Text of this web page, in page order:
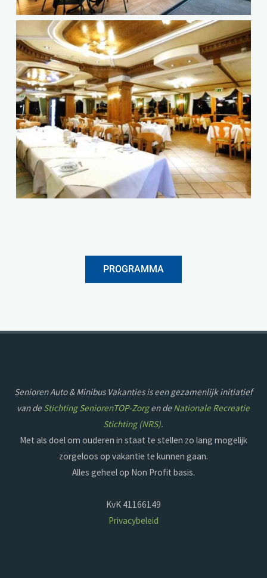
PROGRAMMA
Senioren Auto & Minibus Vakanties is een gezamenlijk initiatief
van de Stichting SeniorenTOP-Zorgen de Nationale Recreatie
Stichting (NRS).
Met als doel om ouderen in staat te stellen zo lang mogelijk
zorgeloos op vakantie te kunnen gaan.
Alles geheel op Non Profit basis.
KvK 41166149
Privacybeleid